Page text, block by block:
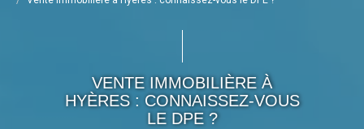
VENTE IMMOBILIÈRE À
HYÈRES : CONNAISSEZ-VOUS
LE DPE ?